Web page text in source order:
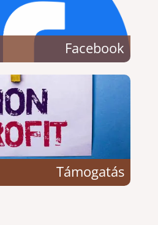
Facebook
Támogatás